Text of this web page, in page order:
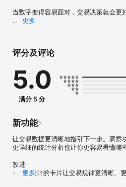
当数字变得容易面对，交易决策就会更好
funded account，Proloca 都能帮你从
晰的交易全景图。
P&L 日历
一个月的真实情况，一眼就能看懂。
更容易浮现。
快速交易日记
记录代码、资产类型、方向、交易时段
情绪和截图。Proloca 会自动计算净
事。
更多
评分及评论
5.0
满分 5 分
新功能
让交易数据更清晰地指引下一步。洞察
更详细的统计分析也让你更容易看懂哪
改进
- 重新设计的卡片让交易规律更清晰、
更多